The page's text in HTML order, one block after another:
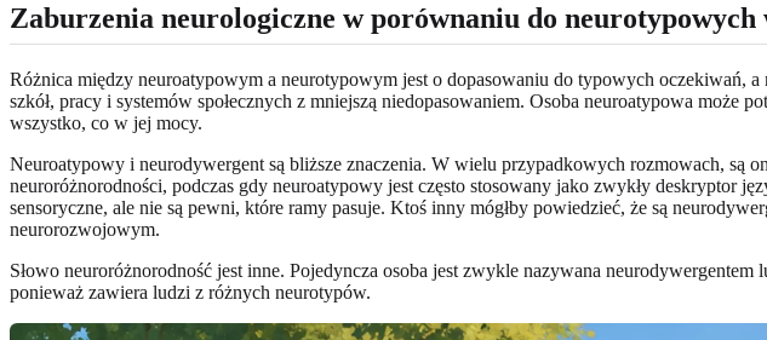
Zaburzenia neurologiczne w porównaniu do
Różnica między neuroatypowym a neurotypowym jest o dopasowaniu do typowych oczekiwań,
szkół, pracy i systemów społecznych z mniejszą niedopasowaniem. Osoba neuroatypowa
wszystko, co w jej mocy.
Neuroatypowy i neurodywergent są bliższe znaczenia. W wielu przypadkowych rozmowach, są
neuroróżnorodności, podczas gdy neuroatypowy jest często stosowany jako zwykły deskryptor
sensoryczne, ale nie są pewni, które ramy pasuje. Ktoś inny mógłby powiedzieć, że są
neurorozwojowym.
Słowo neuroróżnorodność jest inne. Pojedyncza osoba jest zwykle nazywana
ponieważ zawiera ludzi z różnych neurotypów.